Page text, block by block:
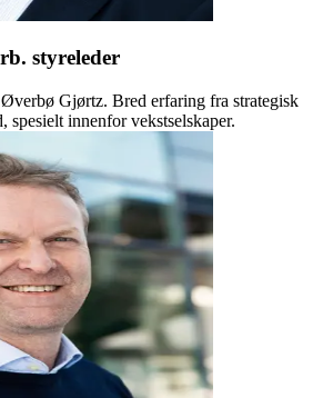
styreleder
Gjørtz. Bred erfaring fra strategisk
spesielt innenfor vekstselskaper.